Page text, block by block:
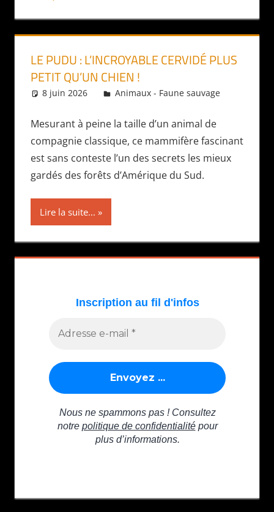
LE PUDU : L’INCROYABLE CERVIDÉ PLUS
PETIT QU’UN CHIEN !
8 juin 2026 Daniel
Animaux - Faune sauvage
Mesurant à peine la taille d’un animal de
compagnie classique, ce mammifère fascinant
est sans conteste l’un des secrets les mieux
gardés des forêts d’Amérique du Sud.
Lire la suite...